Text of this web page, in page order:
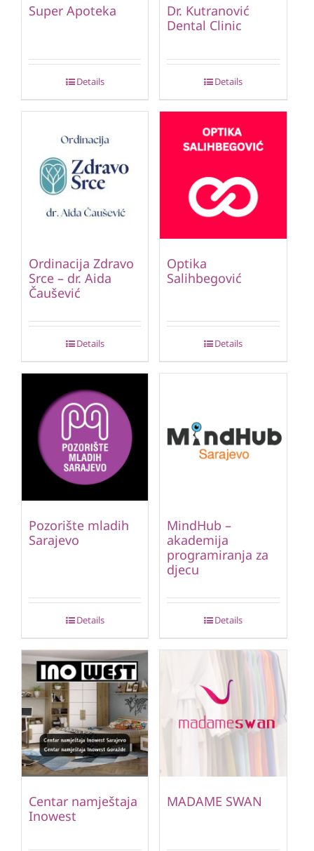
Super Apoteka
Details
Dr. Kutranović
Dental Clinic
Details
Ordinacija Zdravo
Srce – dr. Aida
Čaušević
Details
Optika
Salihbegović
Details
Pozorište mladih
Sarajevo
Details
MindHub –
akademija
programiranja za
djecu
Details
Centar namještaja
Inowest
MADAME SWAN